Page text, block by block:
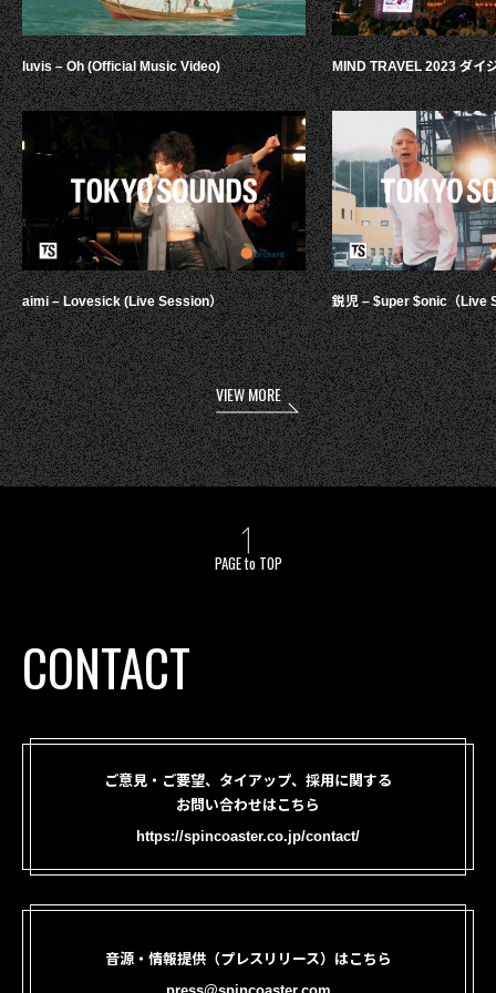
luvis – Oh (Official Music Video)
aimi – Lovesick (Live Session）
MIND TRAVEL 2023 ダイ
鋭児 – $uper $onic（Live
VIEW MORE
PAGE to TOP
CONTACT
ご意見・ご要望、タイアップ、採用に関する
お問い合わせはこちら
https://spincoaster.co.jp/contact/
音源・情報提供（プレスリリース）はこちら